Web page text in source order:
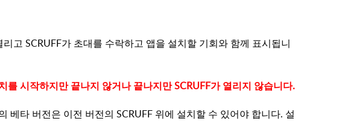
고 SCRUFF가 초대를 수락하고 앱을 설치할 기회와 함께 표시됩니
를 시작하지만 끝나지 않거나 끝나지만 SCRUFF가 열리지 않습니다.
베타 버전은 이전 버전의 SCRUFF 위에 설치할 수 있어야 합니다. 설